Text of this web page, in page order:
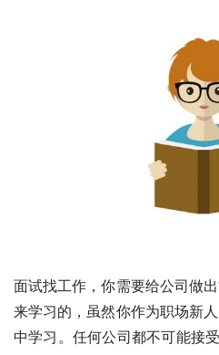
面试找工作，你需要给公司做
来学习的，虽然你作为职场新
中学习。任何公司都不可能接